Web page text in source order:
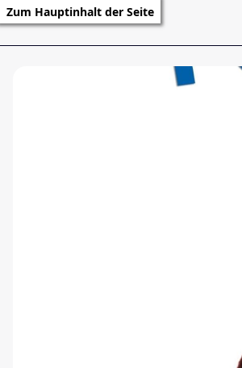
Zum Hauptinhalt der Seite